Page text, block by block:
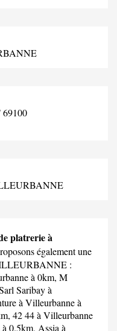
platrerie à
également une
:
à 0km, M
Saribayà
à Villeurbanne à
42 44à Villeurbanne
0.5km, Assia à